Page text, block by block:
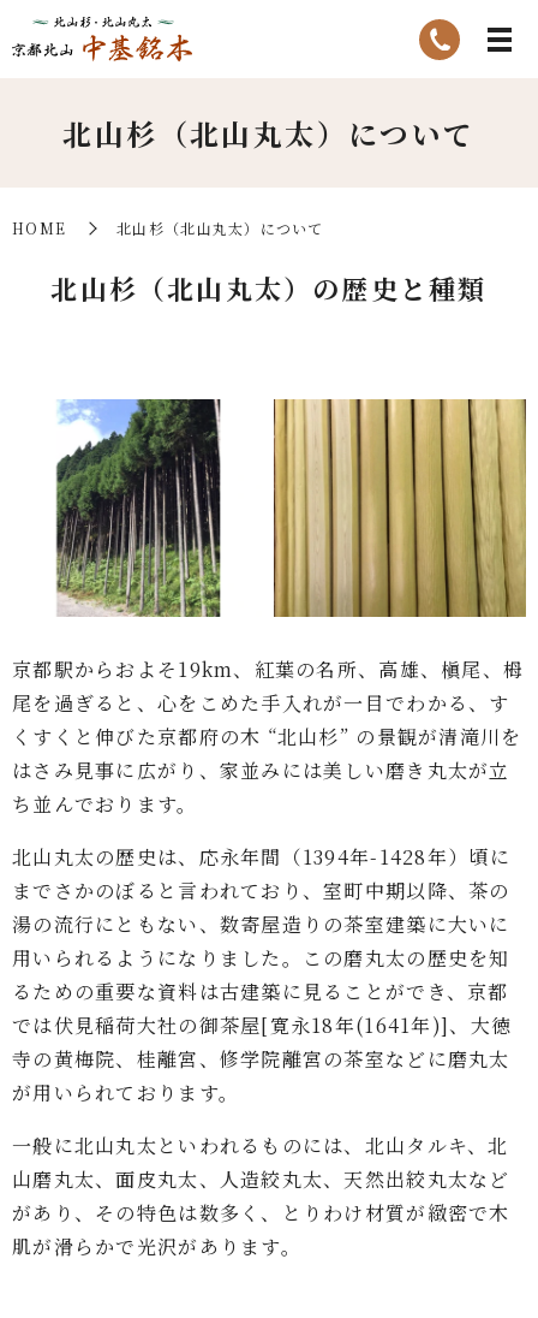
北山杉（北山丸太）について
HOME 北山杉（北山丸太）について
北山杉（北山丸太）の歴史と種類
京都駅からおよそ19km、紅葉の名所、高雄、槇尾、栂
尾を過ぎると、心をこめた手入れが一目でわかる、す
くすくと伸びた京都府の木 “北山杉” の景観が清滝川を
はさみ見事に広がり、家並みには美しい磨き丸太が立
ち並んでおります。
北山丸太の歴史は、応永年間（1394年-1428年）頃に
までさかのぼると言われており、室町中期以降、茶の
湯の流行にともない、数寄屋造りの茶室建築に大いに
用いられるようになりました。この磨丸太の歴史を知
るための重要な資料は古建築に見ることができ、京都
では伏見稲荷大社の御茶屋[寛永18年(1641年)]、大徳
寺の黄梅院、桂離宮、修学院離宮の茶室などに磨丸太
が用いられております。
一般に北山丸太といわれるものには、北山タルキ、北
山磨丸太、面皮丸太、人造絞丸太、天然出絞丸太など
があり、その特色は数多く、とりわけ材質が緻密で木
肌が滑らかで光沢があります。